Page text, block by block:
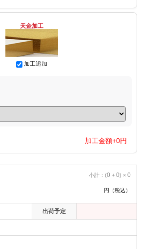
天金加工
加工追加
加工金額+0円
出荷予定
小計：(0 + 0) × 0
円（税込）